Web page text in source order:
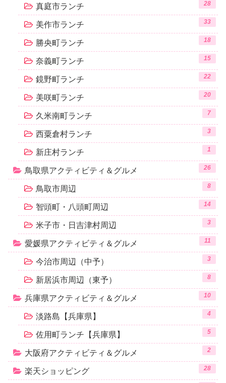
真庭市ランチ 28
美作市ランチ 33
勝央町ランチ 18
奈義町ランチ 15
鏡野町ランチ 22
美咲町ランチ 20
久米南町ランチ 7
西粟倉村ランチ 3
新庄村ランチ 1
鳥取県アクティビティ＆グルメ 26
鳥取市周辺 8
智頭町・八頭町周辺 14
米子市・日吉津村周辺 3
愛媛県アクティビティ＆グルメ 11
今治市周辺（中予） 3
新居浜市周辺（東予） 8
兵庫県アクティビティ＆グルメ 10
淡路島【兵庫県】 4
佐用町ランチ【兵庫県】 5
大阪府アクティビティ＆グルメ 2
楽天ショッピング 28